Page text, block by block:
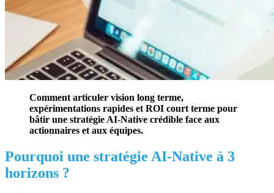
Comment articuler vision long terme,
expérimentations rapides et ROI court terme pour
bâtir une stratégie AI‑Native crédible face aux
actionnaires et aux équipes.
Pourquoi une stratégie AI‑Native à 3
horizons ?